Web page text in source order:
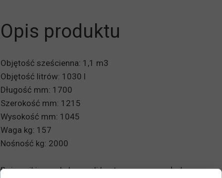
Opis produktu
Objętość sześcienna: 1,1 m3
Objętość litrów: 1030 l
Długość mm: 1700
Szerokość mm: 1215
Wysokość mm: 1045
Waga kg: 157
Nośność kg: 2000
Pojemniki przechylne czyli kontenery samowyładowcze ,